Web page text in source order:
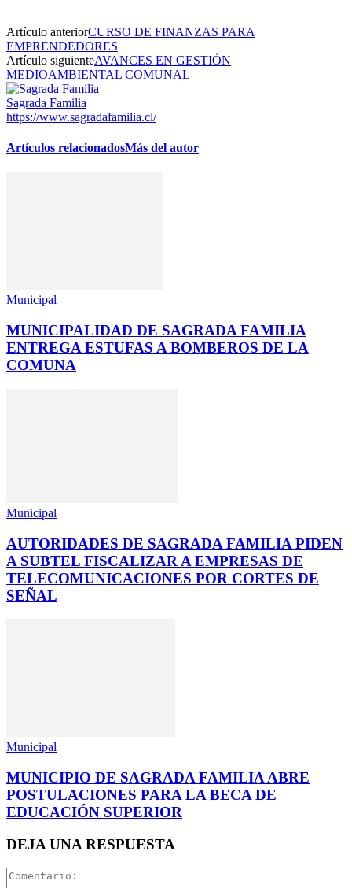
Artículo anteriorCURSO DE FINANZAS PARA
EMPRENDEDORES
Artículo siguienteAVANCES EN GESTIÓN
MEDIOAMBIENTAL COMUNAL
Sagrada Familia
https://www.sagradafamilia.cl/
Artículos relacionadosMás del autor
Municipal
MUNICIPALIDAD DE SAGRADA FAMILIA
ENTREGA ESTUFAS A BOMBEROS DE LA
COMUNA
Municipal
AUTORIDADES DE SAGRADA FAMILIA PIDEN
A SUBTEL FISCALIZAR A EMPRESAS DE
TELECOMUNICACIONES POR CORTES DE
SEÑAL
Municipal
MUNICIPIO DE SAGRADA FAMILIA ABRE
POSTULACIONES PARA LA BECA DE
EDUCACIÓN SUPERIOR
DEJA UNA RESPUESTA